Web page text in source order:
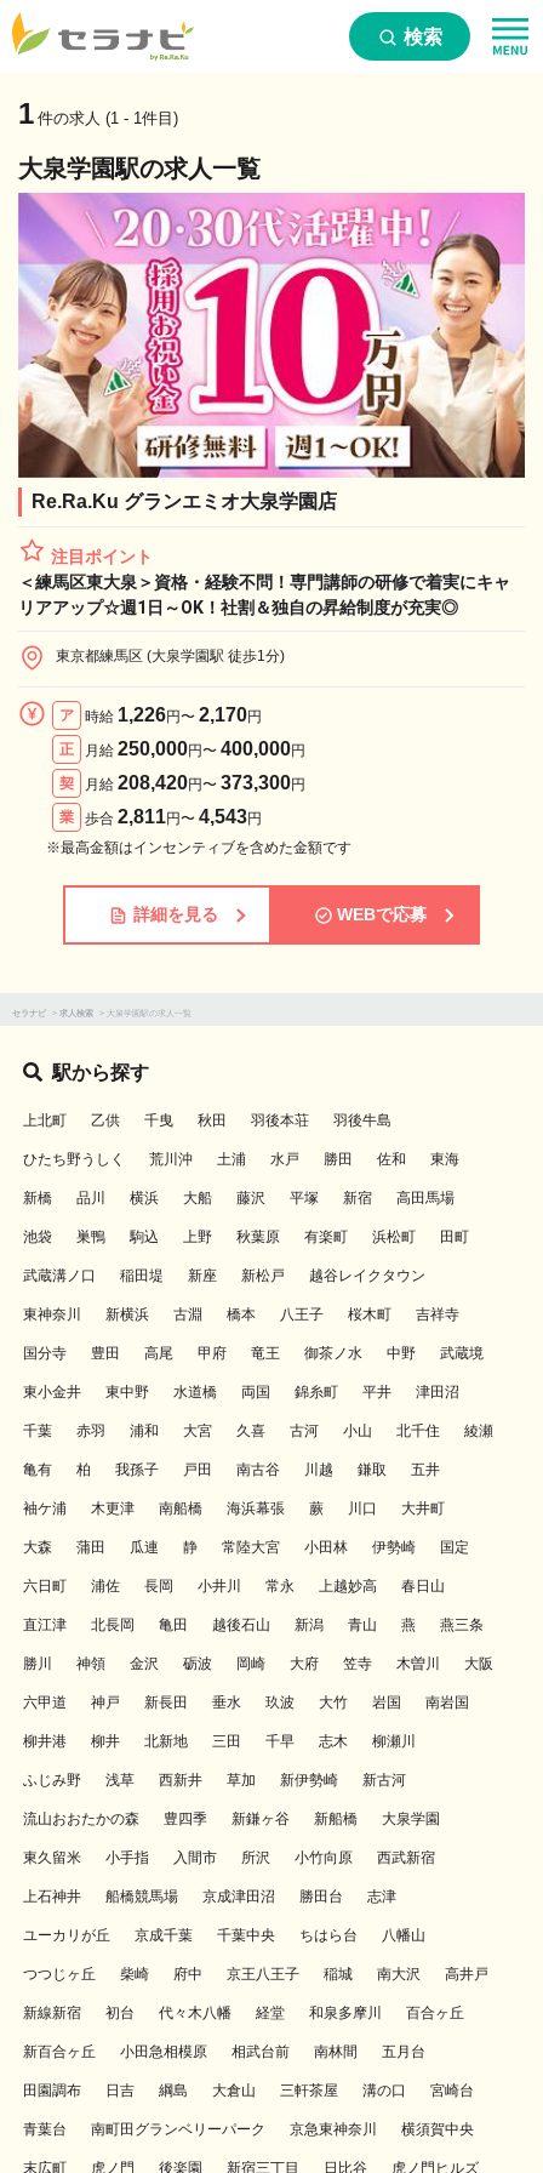
検索
1 件の求人 (1 - 1件目)
大泉学園駅の求人一覧
Re.Ra.Ku グランエミオ大泉学園店
注目ポイント
＜練馬区東大泉＞資格・経験不問！専門講師の研修で着実にキャ
リアアップ☆週1日～OK！社割＆独自の昇給制度が充実◎
東京都練馬区 (大泉学園駅 徒歩1分)
ア 時給 1,226円〜 2,170円
正
月給 250,000円〜 400,000円
契
月給 208,420円〜 373,300円
業
歩合 2,811円〜 4,543円
※最高金額はインセンティブを含めた金額です
詳細を見る WEBで応募
セラナビ > 求人検索 > 大泉学園駅の求人一覧
駅から探す
上北町 乙供 千曳 秋田 羽後本荘 羽後牛島
ひたち野うしく 荒川沖 土浦 水戸 勝田 佐和 東海
新橋 品川 横浜 大船 藤沢 平塚 新宿 高田馬場
池袋 巣鴨 駒込 上野 秋葉原 有楽町 浜松町 田町
武蔵溝ノ口 稲田堤 新座 新松戸 越谷レイクタウン
東神奈川 新横浜 古淵 橋本 八王子 桜木町 吉祥寺
国分寺 豊田 高尾 甲府 竜王 御茶ノ水 中野 武蔵境
東小金井 東中野 水道橋 両国 錦糸町 平井 津田沼
千葉 赤羽 浦和 大宮 久喜 古河 小山 北千住 綾瀬
亀有 柏 我孫子 戸田 南古谷 川越 鎌取 五井
袖ケ浦 木更津 南船橋 海浜幕張 蕨 川口 大井町
大森 蒲田 瓜連 静 常陸大宮 小田林 伊勢崎 国定
六日町 浦佐 長岡 小井川 常永 上越妙高 春日山
直江津 北長岡 亀田 越後石山 新潟 青山 燕 燕三条
勝川 神領 金沢 砺波 岡崎 大府 笠寺 木曽川 大阪
六甲道 神戸 新長田 垂水 玖波 大竹 岩国 南岩国
柳井港 柳井 北新地 三田 千早 志木 柳瀬川
ふじみ野 浅草 西新井 草加 新伊勢崎 新古河
流山おおたかの森 豊四季 新鎌ヶ谷 新船橋 大泉学園
東久留米 小手指 入間市 所沢 小竹向原 西武新宿
上石神井 船橋競馬場 京成津田沼 勝田台 志津
ユーカリが丘 京成千葉 千葉中央 ちはら台 八幡山
つつじヶ丘 柴崎 府中 京王八王子 稲城 南大沢 高井戸
新線新宿 初台 代々木八幡 経堂 和泉多摩川 百合ヶ丘
新百合ヶ丘 小田急相模原 相武台前 南林間 五月台
田園調布 日吉 綱島 大倉山 三軒茶屋 溝の口 宮崎台
青葉台 南町田グランベリーパーク 京急東神奈川 横須賀中央
末広町 虎ノ門 後楽園 新宿三丁目 日比谷 虎ノ門ヒルズ